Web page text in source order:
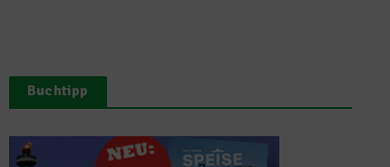
Buchtipp